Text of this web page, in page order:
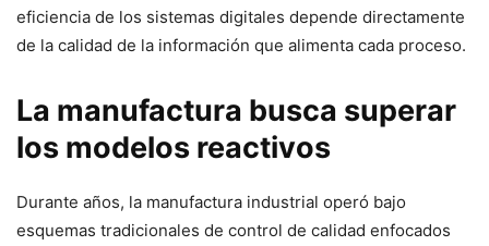
eficiencia de los sistemas digitales depende directamente
de la calidad de la información que alimenta cada proceso.
La manufactura busca superar
los modelos reactivos
Durante años, la manufactura industrial operó bajo
esquemas tradicionales de control de calidad enfocados